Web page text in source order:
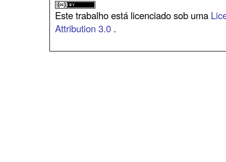
Este trabalho está licenciado sob uma
Attribution 3.0 .